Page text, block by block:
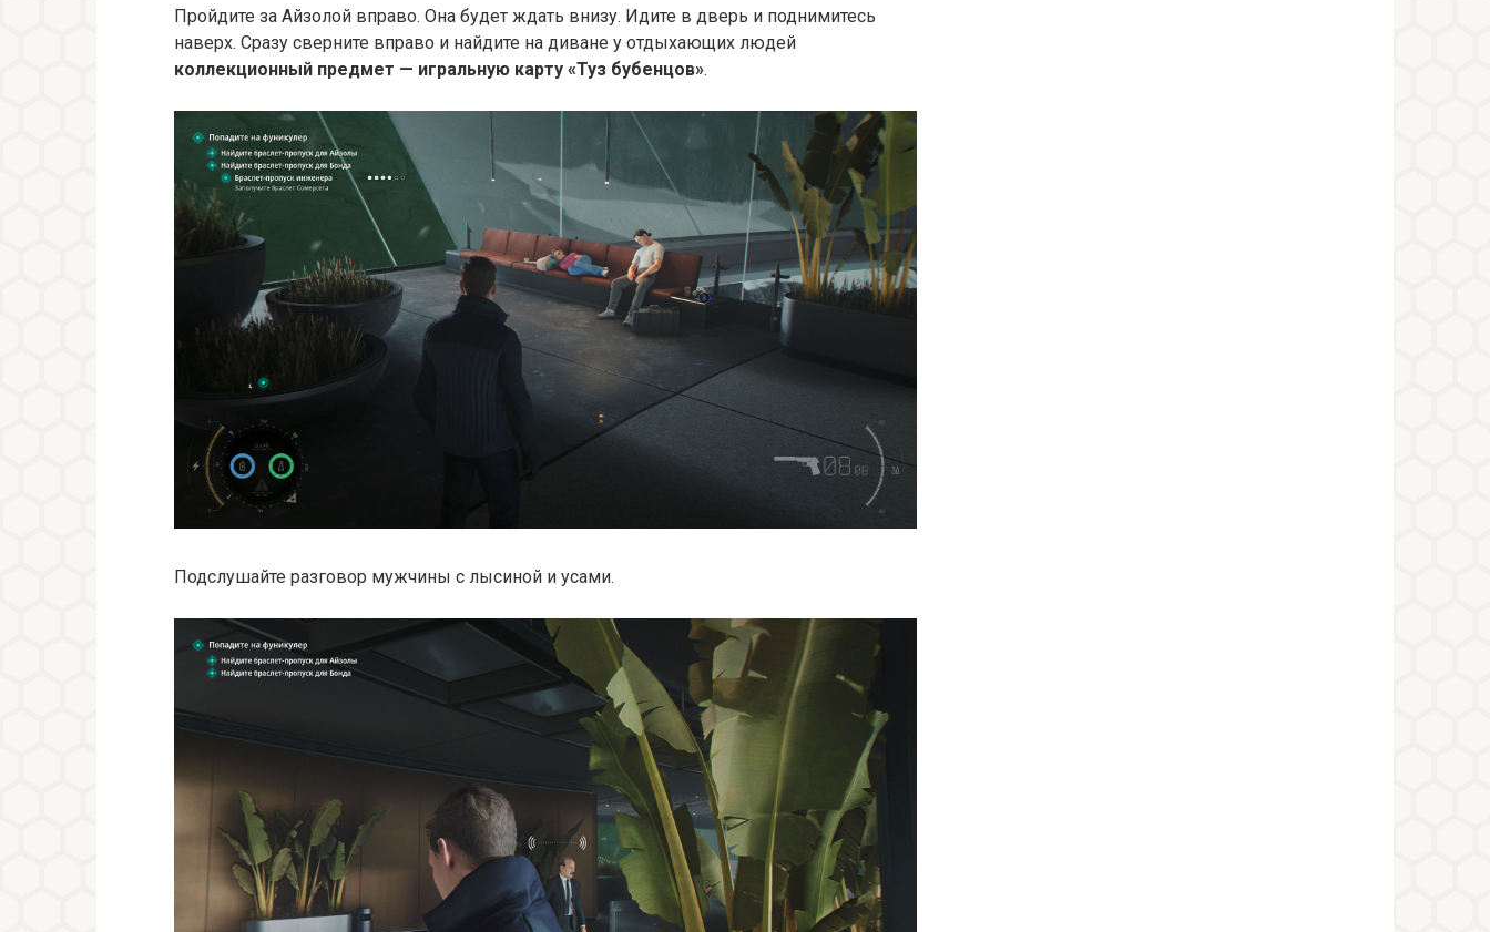
Пройдите за Айзолой вправо. Она будет ждать внизу. Идите в дверь и поднимитесь
наверх. Сразу сверните вправо и найдите на диване у отдыхающих людей
коллекционный предмет — игральную карту «Туз бубенцов».
Подслушайте разговор мужчины с лысиной и усами.